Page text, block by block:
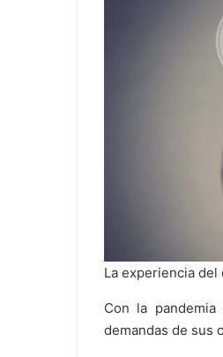
La experiencia
Con la
demandas de sus